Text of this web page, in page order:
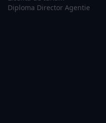
Diploma Director Agentie